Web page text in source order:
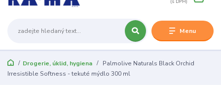
Menu
Drogerie, úklid, hygiena
Palmolive Naturals Black Orchid
Irresistible Softness - tekuté mýdlo 300 ml